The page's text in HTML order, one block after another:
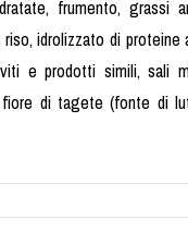
frumento, grassi
idrolizzato di proteine
e prodotti simili, sali
di tagete (fonte di